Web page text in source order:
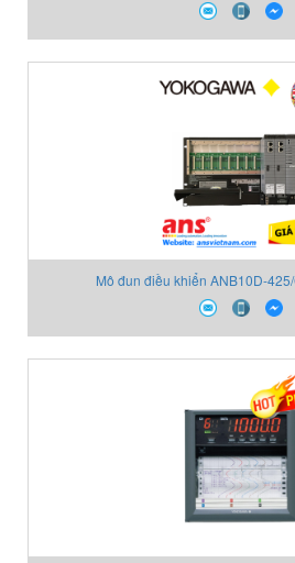
Mô đun điều khiển ANB10D-